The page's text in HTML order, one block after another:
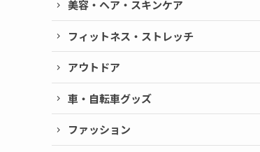
美容・ヘア・スキンケア
フィットネス・ストレッチ
アウトドア
車・自転車グッズ
ファッション